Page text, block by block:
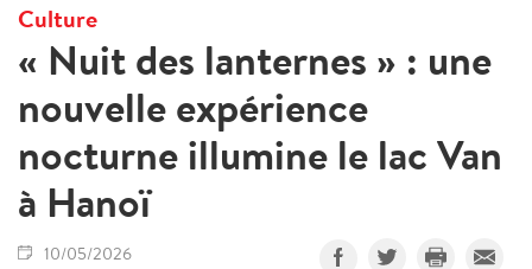
Culture
« Nuit des lanternes » : une
nouvelle expérience
nocturne illumine le lac Van
à Hanoï
10/05/2026